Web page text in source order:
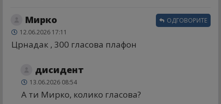
Мирко
12.06.2026 17:11
Црнадак , 300 гласова плафон
ОДГОВОРИТЕ
дисидент
13.06.2026 08:54
А ти Мирко, колико гласова?